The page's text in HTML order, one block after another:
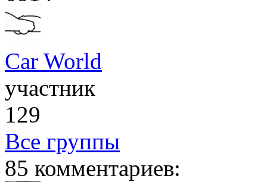
Car World
участник
129
Все группы
85 комментариев: